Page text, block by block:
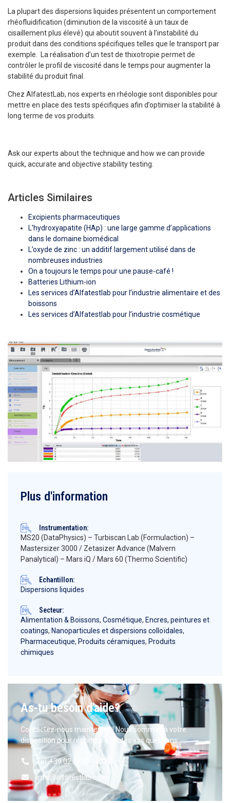
Plus d'information
Instrumentation:
MS20 (DataPhysics) – Turbiscan Lab (Formulaction) –
Mastersizer 3000 / Zetasizer Advance (Malvern
Panalytical) – Mars iQ / Mars 60 (Thermo Scientific)
Echantillon:
Dispersions liquides
Secteur:
Alimentation & Boissons, Cosmétique, Encres, peintures et
coatings, Nanoparticules et dispersions colloïdales,
Pharmaceutique, Produits céramiques, Produits
chimiques
As-tu besoin d'aide?
Contactez-nous maintenant! Nous sommes à votre
disposition pour répondre à toutes vos questions.
Tel: +39 02 6129 4602
info@alfatestlab.com
La plupart des dispersions liquides présentent un comportement
rhéofluidification (diminution de la viscosité à un taux de
cisaillement plus élevé) qui aboutit souvent à l’instabilité du
produit dans des conditions spécifiques telles que le transport par
exemple. La réalisation d’un test de thixotropie permet de
contrôler le profil de viscosité dans le temps pour augmenter la
stabilité du produit final.
Chez AlfatestLab, nos experts en rhéologie sont disponibles pour
mettre en place des tests spécifiques afin d’optimiser la stabilité à
long terme de vos produits.
Ask our experts about the technique and how we can provide
quick, accurate and objective stability testing.
Articles Similaires
Excipients pharmaceutiques
L’hydroxyapatite (HAp) : une large gamme d’applications
dans le domaine biomédical
L’oxyde de zinc : un additif largement utilisé dans de
nombreuses industries
On a toujours le temps pour une pause-café !
Batteries Lithium-ion
Les services d’Alfatestlab pour l’industrie alimentaire et des
boissons
Les services d’Alfatestlab pour l’industrie cosmétique